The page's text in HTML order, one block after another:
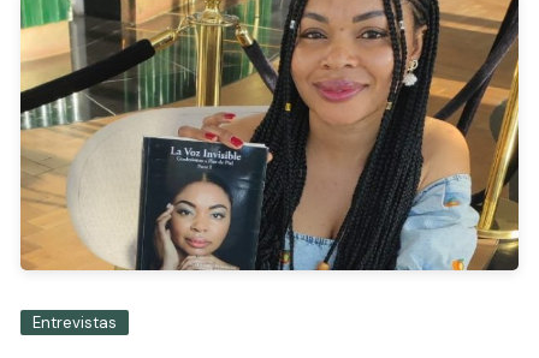
Entrevistas